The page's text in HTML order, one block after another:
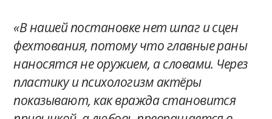
«В нашей постановке нет шпаг и сцен
фехтования, потому что главные раны
наносятся не оружием, а словами. Через
пластику и психологизм актёры
показывают, как вражда становится